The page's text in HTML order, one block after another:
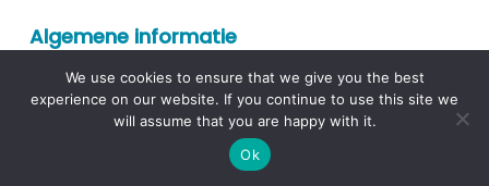
Algemene informatie
© 2026 SMARTPHONE INKOOP.
We use cookies to ensure that we give you the best
experience on our website. If you continue to use this site we
will assume that you are happy with it.
Ok